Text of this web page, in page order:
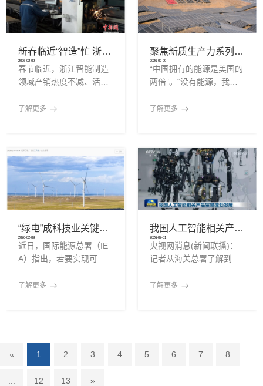
协同创新体系，促进太空
制造产业化和太空经济新
业态发展。2月27日，第
一届太空制造与太空经济
创新发展大会在北京举
行。大会主席、中国科学
院院士白春礼表示，太空
心支撑，是制造强国建
数据为核心的智能工厂正
逐步成为制造业数智化转
型的关键抓手。即便在春
节假期，部分智能工厂依
然保持运转，通过自动化
产线与远程管控系统，确
保生产不断档、供应链不
工厂，员工通过管控平台
新春临近“智造”忙 浙江湖州企业全力竞逐“新赛道”
2026-02-09
春节临近，浙江智能制造
领域产销热度不减、活力
年订单。在位于湖州市吴
转，处处是繁忙的生产景
象。车间里，智能化自动
激光切割机精准作业，仅
用20分钟就完成了一块10
毫米厚、2平方米钢材的钻
孔工序，加工效率是传统
人工操作的10倍。“从年初
忙到年尾，生产节奏始终
拉满，春节前工期仍然很
单已经排到了202
了解更多
聚焦新质生产力系列之十二：宁夏算电协同，读懂中国算力的能源底气
2026-02-09
“中国拥有的能源是美国的
两倍”。“没有能源，我们
级计算机工厂和AI数据中
中说出了上述观点。无独
有偶，特斯拉CEO埃隆·马
斯克近期同样表达了类似
的观点：“未来的货币本质
上将是瓦特。”他强调，中
国拥有比其他国家更大的
电力，可能还会拥有更多
芯片，按照当前趋势，中
国在人工智能计算能力方
面将远远超越世界其他国
前沿的两位
了解更多
“绿电”成科技业关键基础设施，持续受益于能源转型
2026-02-09
近日，国际能源总署（IE
A）指出，若要实现可再
成长三倍的目标，全球能
了解更多
我国人工智能相关产品贸易蓬勃发展
2026-02-01
央视网消息(新闻联播)：
记者从海关总署了解到，2
关产品贸易趋势与全球基
了解更多
« 1 2 3 4 5 6 7 8
12 13 »